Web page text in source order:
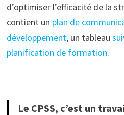
d’optimiser l’efficacité de la
contient un plan de
développement, un tableau
planification de formation.
Le CPSS, c’est un